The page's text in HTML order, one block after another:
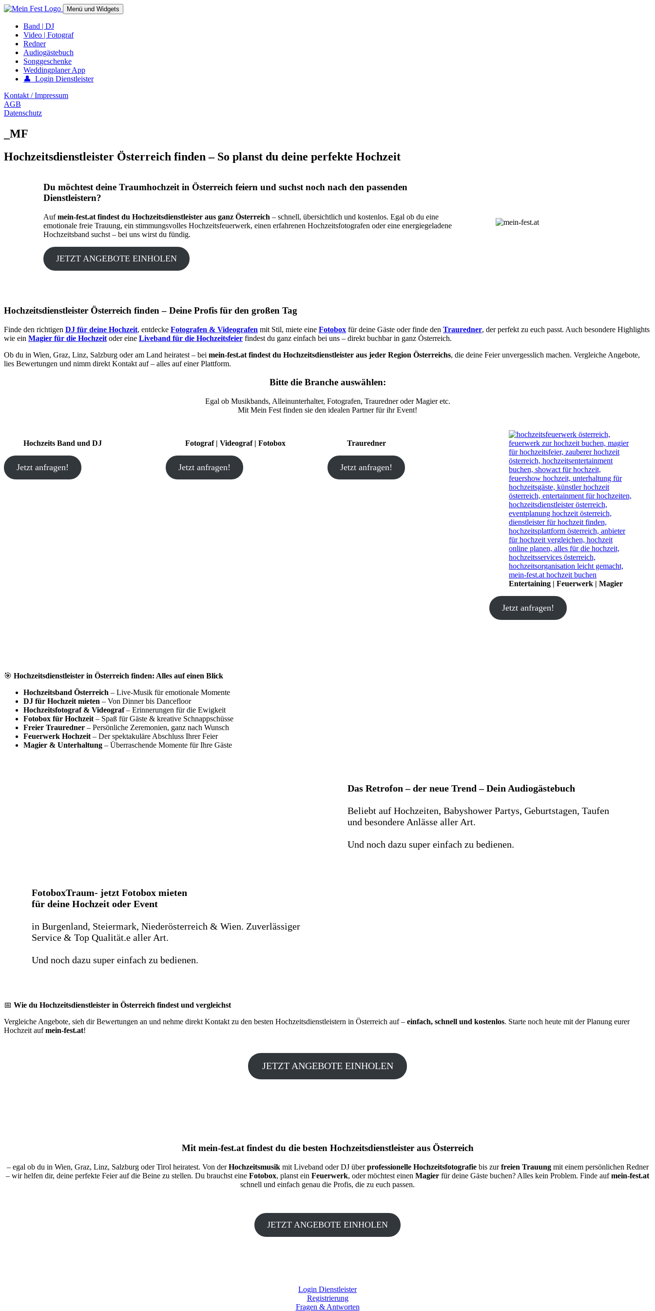
Springe
Inhalt
mein-fest.at – Band / Fotograf für Hochzeit oder Fest buchen!
Menü und Widgets
Band | DJ
Video | Fotograf
Redner
Audiogästebuch
Songgeschenke
Weddingplaner App
👤 Login Dienstleister
Kontakt / Impressum
AGB
Datenschutz
_MF
Hochzeitsdienstleister Österreich finden – So planst du deine perfekte Hochzeit
Du möchtest deine Traumhochzeit in Österreich feiern und suchst noch nach den passenden
Dienstleistern?
Aufmein-fest.at findest du Hochzeitsdienstleister aus ganz Österreich – schnell, übersichtlich und kostenlos. Egal ob du eine
emotionale freie Trauung, ein stimmungsvolles Hochzeitsfeuerwerk, einen erfahrenen Hochzeitsfotografen oder eine energiegeladene
Hochzeitsband suchst – bei uns wirst du fündig.
JETZT ANGEBOTE EINHOLEN
Hochzeitsdienstleister Österreich finden – Deine Profis für den großen Tag
Finde den richtigen DJ für deine Hochzeit, entdecke Fotografen & Videografen mit Stil, miete eine Fotobox für deine Gäste oder finde den Trauredner, der perfekt zu euch passt. Auch besondere Highlights
wie ein Magier für die Hochzeit oder eine Liveband für die Hochzeitsfeier findest du ganz einfach bei uns – direkt buchbar in ganz Österreich.
Ob du in Wien, Graz, Linz, Salzburg oder am Land heiratest – bei mein-fest.at findest du Hochzeitsdienstleister aus jeder Region Österreichs, die deine Feier unvergesslich machen. Vergleiche Angebote,
lies Bewertungen und nimm direkt Kontakt auf – alles auf einer Plattform.
Bitte die Branche auswählen:
Egal ob Musikbands, Alleinunterhalter, Fotografen, Trauredner oder Magier etc.
Mit Mein Fest finden sie den idealen Partner für ihr Event!
Hochzeits Band und DJ
Jetzt anfragen!
Fotograf | Videograf | Fotobox
Jetzt anfragen!
Trauredner
Jetzt anfragen!
Entertaining | Feuerwerk | Magier
Jetzt anfragen!
🎯 Hochzeitsdienstleister in Österreich finden: Alles auf einen Blick
Hochzeitsband Österreich – Live-Musik für emotionale Momente
DJ für Hochzeit mieten – Von Dinner bis Dancefloor
Hochzeitsfotograf & Videograf– Erinnerungen für die Ewigkeit
Fotobox für Hochzeit – Spaß für Gäste & kreative Schnappschüsse
Freier Trauredner – Persönliche Zeremonien, ganz nach Wunsch
Feuerwerk Hochzeit – Der spektakuläre Abschluss Ihrer Feier
Magier & Unterhaltung – Überraschende Momente für Ihre Gäste
Das Retrofon – der neue Trend – Dein Audiogästebuch
Beliebt auf Hochzeiten, Babyshower Partys, Geburtstagen, Taufen
und besondere Anlässe aller Art.
Und noch dazu super einfach zu bedienen.
FotoboxTraum- jetzt Fotobox mieten
für deine Hochzeit oder Event
in Burgenland, Steiermark, Niederösterreich & Wien. Zuverlässiger
Service & Top Qualität.e aller Art.
Und noch dazu super einfach zu bedienen.
📅 Wie du Hochzeitsdienstleister in Österreich findest und vergleichst
Vergleiche Angebote, sieh dir Bewertungen an und nehme direkt Kontakt zu den besten Hochzeitsdienstleistern in Österreich auf – einfach, schnell und kostenlos. Starte noch heute mit der Planung eurer
Hochzeit aufmein-fest.at!
JETZT ANGEBOTE EINHOLEN
Mitmein-fest.atfindest du die besten Hochzeitsdienstleister aus Österreich
– egal ob du in Wien, Graz, Linz, Salzburg oder Tirol heiratest. Von derHochzeitsmusikmit Liveband oder DJ überprofessionelle Hochzeitsfotografiebis zurfreien Trauungmit einem persönlichen Redner
– wir helfen dir, deine perfekte Feier auf die Beine zu stellen. Du brauchst eine Fotobox, planst ein Feuerwerk, oder möchtest einen Magier für deine Gäste buchen? Alles kein Problem. Finde aufmein-fest.at
schnell und einfach genau die Profis, die zu euch passen.
JETZT ANGEBOTE EINHOLEN
Login Dienstleister
Registrierung
Fragen & Antworten